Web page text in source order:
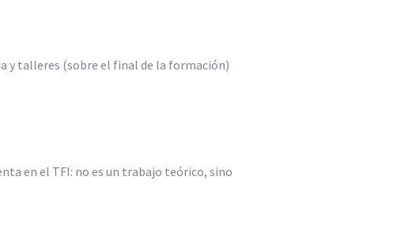
y talleres (sobre el final de la formación)
en el TFI: no es un trabajo teórico, sino